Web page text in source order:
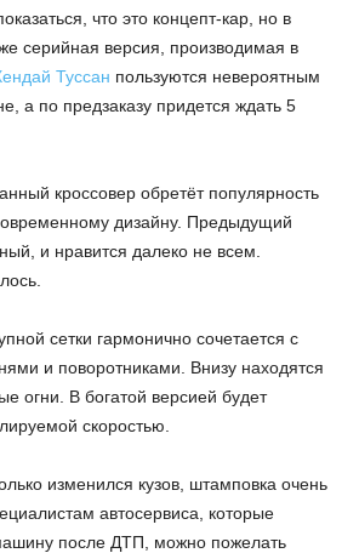
что это концепт-кар, но в
серийная версия, производимая в
Туссан пользуются невероятным
а по предзаказу придется ждать 5
кроссовер обретёт популярность
дизайну. Предыдущий
и нравится далеко не всем.
сетки гармонично сочетается с
и поворотниками. Внизу находятся
огни. В богатой версией будет
скоростью.
изменился кузов, штамповка очень
автосервиса, которые
после ДТП, можно пожелать